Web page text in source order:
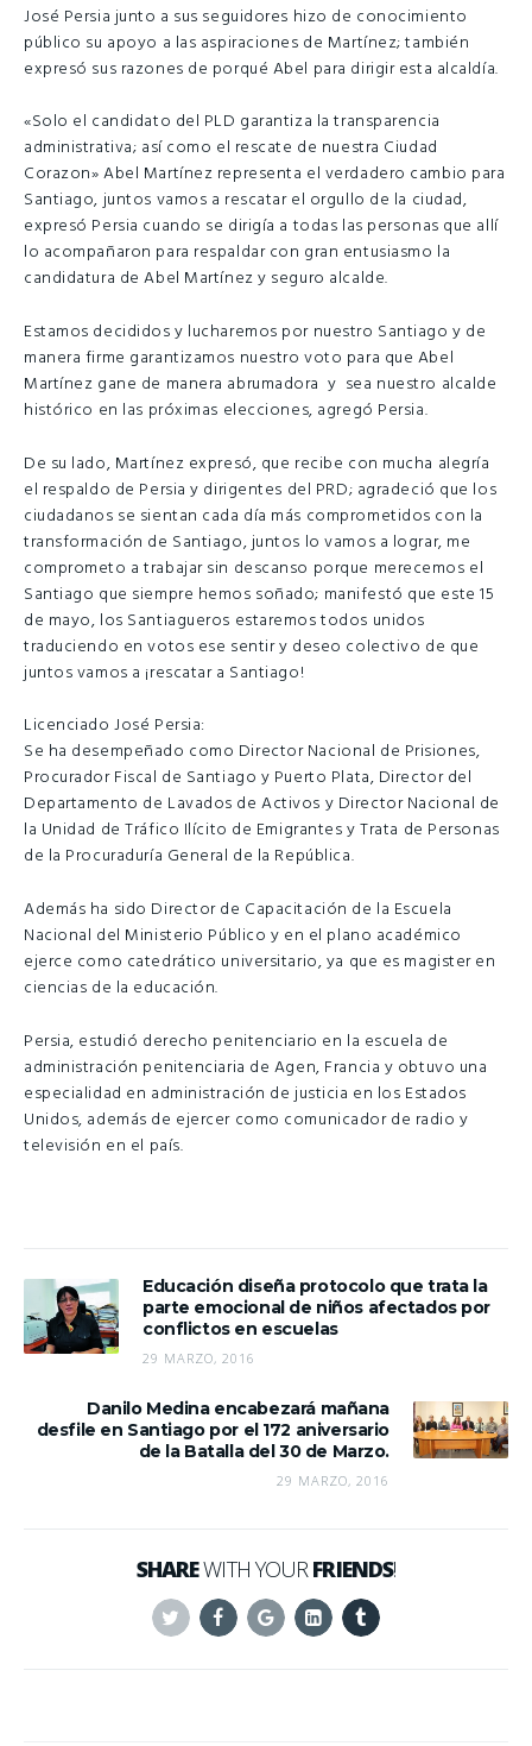
José Persia junto a sus seguidores hizo de conocimiento
público su apoyo a las aspiraciones de Martínez; también
expresó sus razones de porqué Abel para dirigir esta alcaldía.
«Solo el candidato del PLD garantiza la transparencia
administrativa; así como el rescate de nuestra Ciudad
Corazon» Abel Martínez representa el verdadero cambio para
Santiago, juntos vamos a rescatar el orgullo de la ciudad,
expresó Persia cuando se dirigía a todas las personas que allí
lo acompañaron para respaldar con gran entusiasmo la
candidatura de Abel Martínez y seguro alcalde.
Estamos decididos y lucharemos por nuestro Santiago y de
manera firme garantizamos nuestro voto para que Abel
Martínez gane de manera abrumadora y sea nuestro alcalde
histórico en las próximas elecciones, agregó Persia.
De su lado, Martínez expresó, que recibe con mucha alegría
el respaldo de Persia y dirigentes del PRD; agradeció que los
ciudadanos se sientan cada día más comprometidos con la
transformación de Santiago, juntos lo vamos a lograr, me
comprometo a trabajar sin descanso porque merecemos el
Santiago que siempre hemos soñado; manifestó que este 15
de mayo, los Santiagueros estaremos todos unidos
traduciendo en votos ese sentir y deseo colectivo de que
juntos vamos a ¡rescatar a Santiago!
Licenciado José Persia:
Se ha desempeñado como Director Nacional de Prisiones,
Procurador Fiscal de Santiago y Puerto Plata, Director del
Departamento de Lavados de Activos y Director Nacional de
la Unidad de Tráfico Ilícito de Emigrantes y Trata de Personas
de la Procuraduría General de la República.
Además ha sido Director de Capacitación de la Escuela
Nacional del Ministerio Público y en el plano académico
ejerce como catedrático universitario, ya que es magister en
ciencias de la educación.
Persia, estudió derecho penitenciario en la escuela de
administración penitenciaria de Agen, Francia y obtuvo una
especialidad en administración de justicia en los Estados
Unidos, además de ejercer como comunicador de radio y
televisión en el país.
Educación diseña protocolo que trata la
parte emocional de niños afectados por
conflictos en escuelas
29 MARZO, 2016
Danilo Medina encabezará mañana
desfile en Santiago por el 172 aniversario
de la Batalla del 30 de Marzo.
29 MARZO, 2016
SHAREWITH YOURFRIENDS!